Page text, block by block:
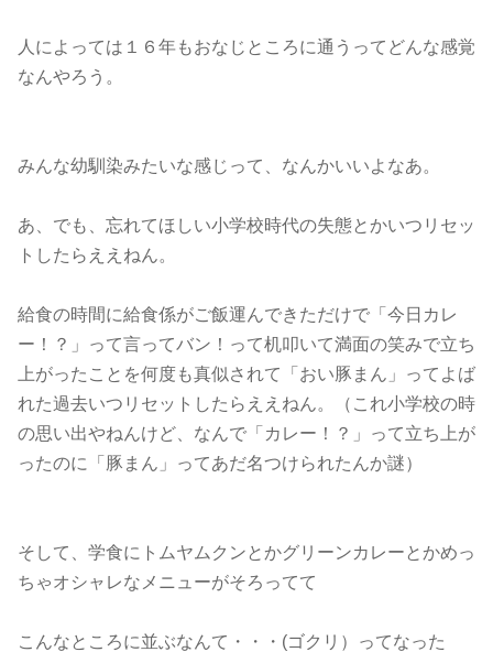
人によっては１６年もおなじところに通うってどんな感覚
なんやろう。
みんな幼馴染みたいな感じって、なんかいいよなあ。
あ、でも、忘れてほしい小学校時代の失態とかいつリセッ
トしたらええねん。
給食の時間に給食係がご飯運んできただけで「今日カレ
ー！？」って言ってバン！って机叩いて満面の笑みで立ち
上がったことを何度も真似されて「おい豚まん」ってよば
れた過去いつリセットしたらええねん。（これ小学校の時
の思い出やねんけど、なんで「カレー！？」って立ち上が
ったのに「豚まん」ってあだ名つけられたんか謎）
そして、学食にトムヤムクンとかグリーンカレーとかめっ
ちゃオシャレなメニューがそろってて
こんなところに並ぶなんて・・・(ゴクリ）ってなった